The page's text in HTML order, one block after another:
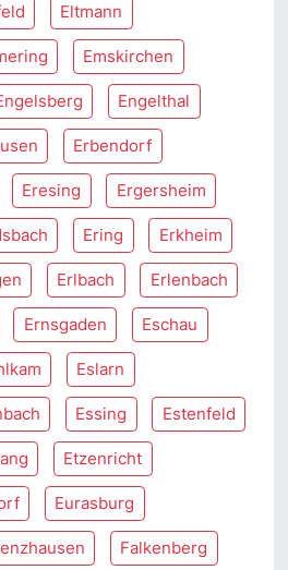
Eltmann
Emskirchen
Engelthal
Erbendorf
Eresing Ergersheim
Ering Erkheim
Erlbach Erlenbach
Ernsgaden Eschau
Eslarn
Essing Estenfeld
Etzenricht
Eurasburg
Falkenberg